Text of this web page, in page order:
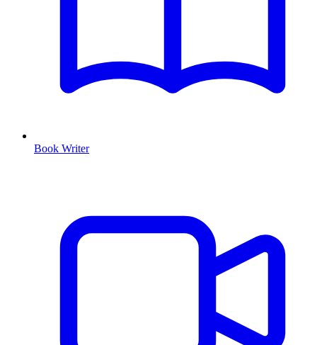
Book Writer